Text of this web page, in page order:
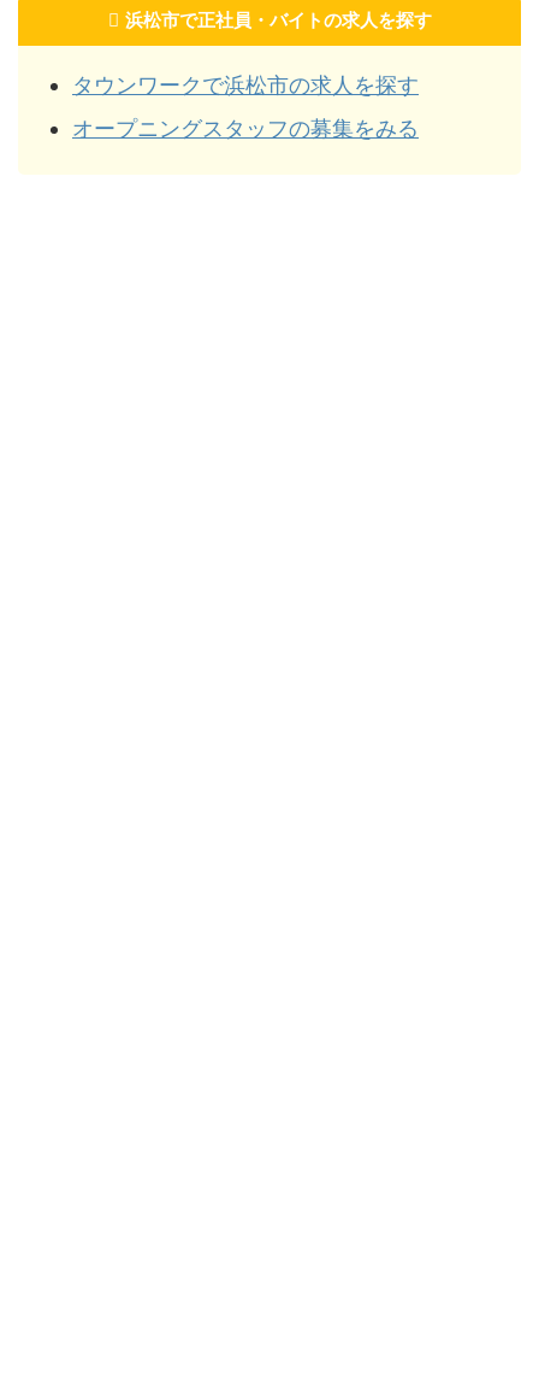
浜松市で正社員・バイトの求人を探す
タウンワークで浜松市の求人を探す
オープニングスタッフの募集をみる